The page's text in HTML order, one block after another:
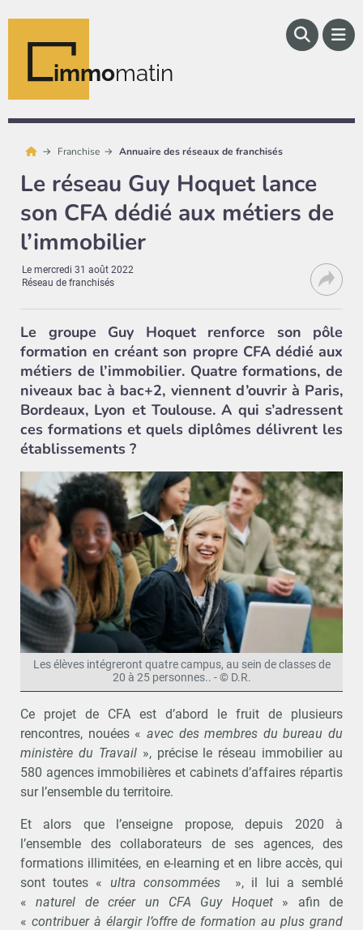
immomatin
Franchise Annuaire des réseaux de franchisés
Le réseau Guy Hoquet lance
son CFA dédié aux métiers de
l’immobilier
Lemercredi 31 août 2022
Réseau de franchisés
Le groupe Guy Hoquet renforce son pôle
formation en créant son propre CFA dédié aux
métiers de l’immobilier. Quatre formations, de
niveaux bac à bac+2, viennent d’ouvrir à Paris,
Bordeaux, Lyon et Toulouse. A qui s’adressent
ces formations et quels diplômes délivrent les
établissements ?
Les élèves intégreront quatre campus, au sein de classes de
20 à 25 personnes.. - © D.R.
Ce projet de CFA est d’abord le fruit de plusieurs
rencontres, nouées « avec des membres du bureau du
ministère du Travail», précise le réseau immobilier au
580 agences immobilières et cabinets d’affaires répartis
sur l’ensemble du territoire.
Et alors que l’enseigne propose, depuis 2020 à
l’ensemble des collaborateurs de ses agences, des
formations illimitées, en e-learning et en libre accès, qui
sont toutes « ultra consommées
», il lui a semblé
«naturel de créer un CFA Guy Hoquet» afin de
« contribuer à élargir l’offre de formation au plus grand